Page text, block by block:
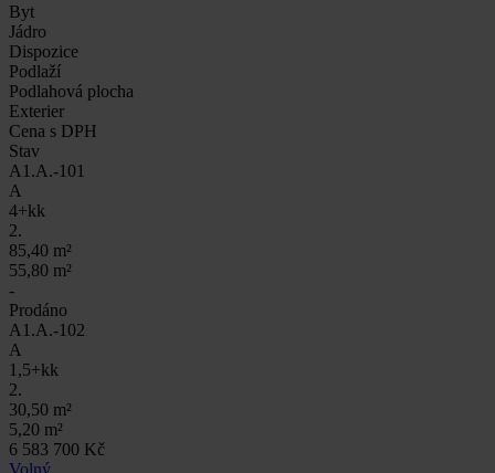
Byt
Jádro
Dispozice
Podlaží
Podlahová plocha
Exterier
Cena s DPH
Stav
A1.A.-101
A
4+kk
2.
85,40 m²
55,80 m²
-
Prodáno
A1.A.-102
A
1,5+kk
2.
30,50 m²
5,20 m²
6 583 700 Kč
Volný